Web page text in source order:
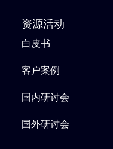
资源活动
白皮书
客户案例
国内研讨会
国外研讨会